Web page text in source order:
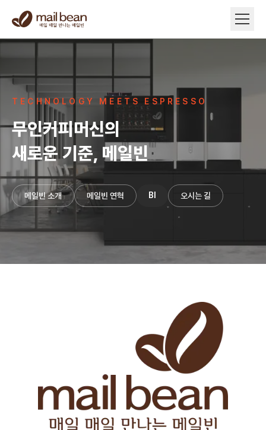
TECHNOLOGY MEETS ESPRESSO
무인커피머신의
새로운 기준, 메일빈
메일빈 소개 메일빈 연혁 BI 오시는 길